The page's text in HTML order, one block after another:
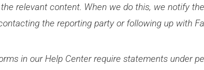
relevant content. When we do this, we notify
the reporting party or following up with
in our Help Center require statements under